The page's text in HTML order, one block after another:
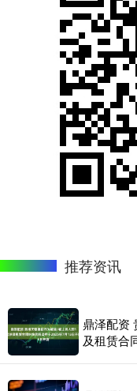
推荐资讯
鼎泽配资
及租赁合